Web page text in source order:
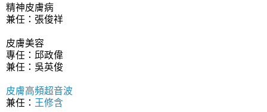
精神皮膚病
兼任：張俊祥
皮膚美容
專任：邱政偉
兼任：吳英俊
皮膚高頻超音波
兼任： 王修含